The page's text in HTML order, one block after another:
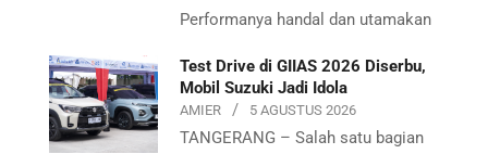
Performanya handal dan utamakan
Test Drive di GIIAS 2026 Diserbu,
Mobil Suzuki Jadi Idola
AMIER 5 AGUSTUS 2026
TANGERANG – Salah satu bagian